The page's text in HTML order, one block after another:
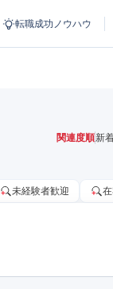
転職成功ノウハウ
関連度順新
未経験者歓迎